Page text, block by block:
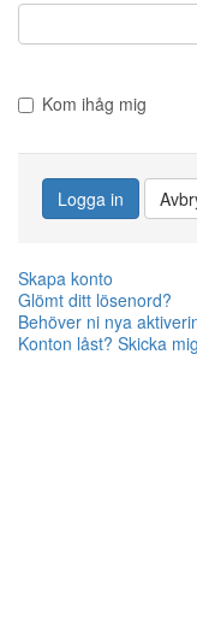
Kom ihåg mig
Logga in
Skapa konto
Glömt ditt lösenord?
Behöver ni nya
Konton låst? Skicka